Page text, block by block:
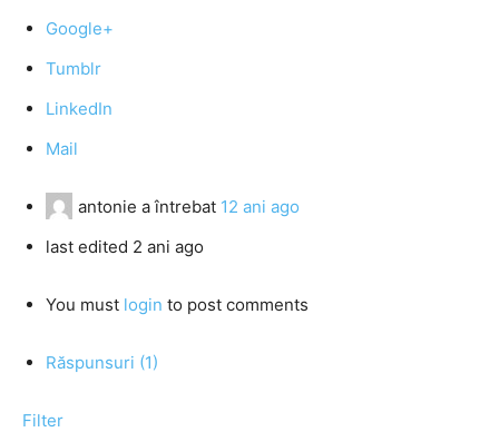
Google+
Tumblr
LinkedIn
Mail
antonie a întrebat 12 ani ago
last edited 2 ani ago
You must login to post comments
Răspunsuri (1)
Filter